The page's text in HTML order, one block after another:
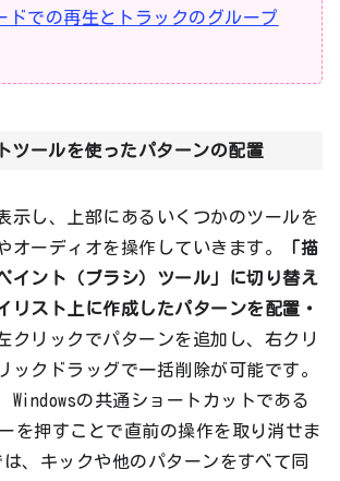
ドでの再生とトラックのグループ
ツールを使ったパターンの配置
示し、上部にあるいくつかのツールを
オーディオを操作していきます。
「描
イント（ブラシ）ツール」に切り替え
リスト上に作成したパターンを配置・
クリックでパターンを追加し、右クリ
ックドラッグで一括削除が可能です。
Windowsの共通ショートカットである
を押すことで直前の操作を取り消せま
、キックや他のパターンをすべて同